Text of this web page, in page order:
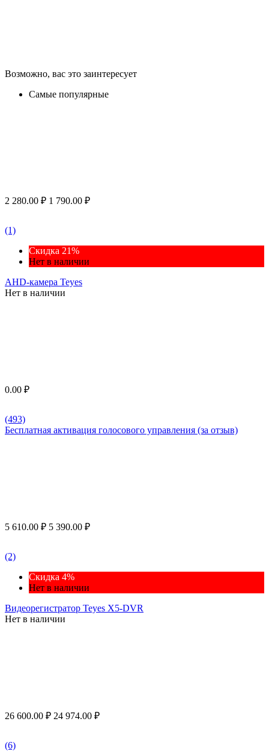
Возможно, вас это заинтересует
Самые популярные
2 280.00 ₽ 1 790.00 ₽
(1)
Скидка 21%
Нет в наличии
AHD-камера Teyes
Нет в наличии
0.00 ₽
(493)
Бесплатная активация голосового управления (за отзыв)
5 610.00 ₽ 5 390.00 ₽
(2)
Скидка 4%
Нет в наличии
Видеорегистратор Teyes X5-DVR
Нет в наличии
26 600.00 ₽ 24 974.00 ₽
(6)